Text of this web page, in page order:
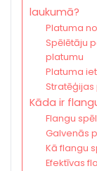
laukumā?
Platuma
Spēlētāju
platumu
Platuma
Kāda ir
Flangu
Galvenās
Kā flangu
Efektīvas